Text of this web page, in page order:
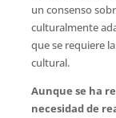
un consenso
culturalmente
que se requiere
cultural.
Aunque se ha
necesidad de